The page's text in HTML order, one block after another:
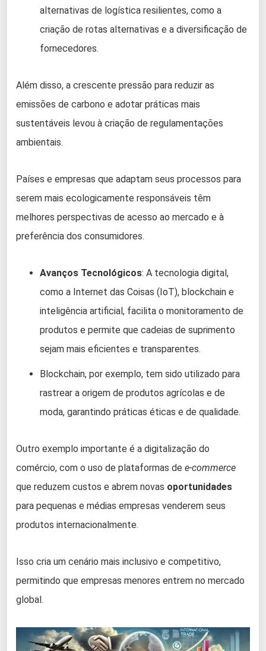
alternativas de logística resilientes, como a
criação de rotas alternativas e a diversificação de
fornecedores.
Além disso, a crescente pressão para reduzir as
emissões de carbono e adotar práticas mais
sustentáveis levou à criação de regulamentações
ambientais.
Países e empresas que adaptam seus processos para
serem mais ecologicamente responsáveis têm
melhores perspectivas de acesso ao mercado e à
preferência dos consumidores.
Avanços Tecnológicos: A tecnologia digital,
como a Internet das Coisas (IoT), blockchain e
inteligência artificial, facilita o monitoramento de
produtos e permite que cadeias de suprimento
sejam mais eficientes e transparentes.
Blockchain, por exemplo, tem sido utilizado para
rastrear a origem de produtos agrícolas e de
moda, garantindo práticas éticas e de qualidade.
Outro exemplo importante é a digitalização do
comércio, com o uso de plataformas de e-commerce
que reduzem custos e abrem novas oportunidades
para pequenas e médias empresas venderem seus
produtos internacionalmente.
Isso cria um cenário mais inclusivo e competitivo,
permitindo que empresas menores entrem no mercado
global.